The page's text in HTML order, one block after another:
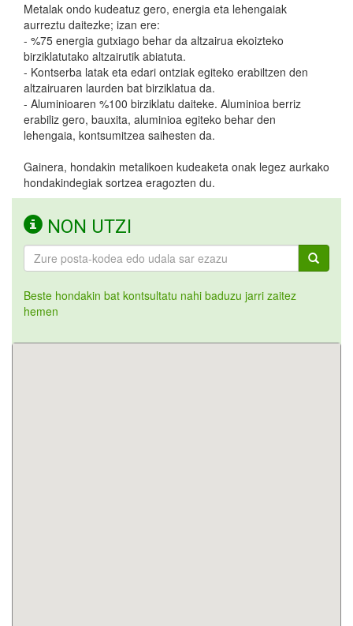
Metalak ondo kudeatuz gero, energia eta lehengaiak
aurreztu daitezke; izan ere:
- %75 energia gutxiago behar da altzairua ekoizteko
birziklatutako altzairutik abiatuta.
- Kontserba latak eta edari ontziak egiteko erabiltzen den
altzairuaren laurden bat birziklatua da.
- Aluminioaren %100 birziklatu daiteke. Aluminioa berriz
erabiliz gero, bauxita, aluminioa egiteko behar den
lehengaia, kontsumitzea saihesten da.
Gainera, hondakin metalikoen kudeaketa onak legez aurkako
hondakindegiak sortzea eragozten du.
NON UTZI
Beste hondakin bat kontsultatu nahi baduzu jarri zaitez
hemen